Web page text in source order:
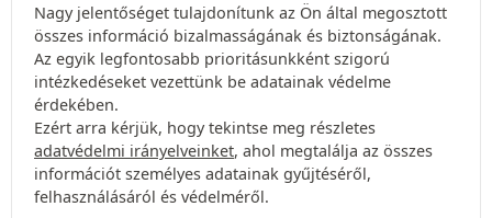
Nagy jelentőséget tulajdonítunk az Ön által megosztott
összes információ bizalmasságának és biztonságának.
Az egyik legfontosabb prioritásunkként szigorú
intézkedéseket vezettünk be adatainak védelme
érdekében.
Ezért arra kérjük, hogy tekintse meg részletes
adatvédelmi irányelveinket, ahol megtalálja az összes
információt személyes adatainak gyűjtéséről,
felhasználásáról és védelméről.